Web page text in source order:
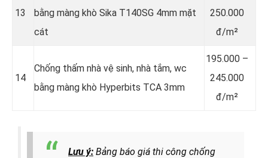
13
bằng màng khò Sika T140SG 4mm mặt
cát
250.000
đ/m²
14
Chống thấm nhà vệ sinh, nhà tắm, wc
bằng màng khò Hyperbits TCA 3mm
195.000 –
245.000
đ/m²
Lưu ý: Bảng báo giá thi công chống